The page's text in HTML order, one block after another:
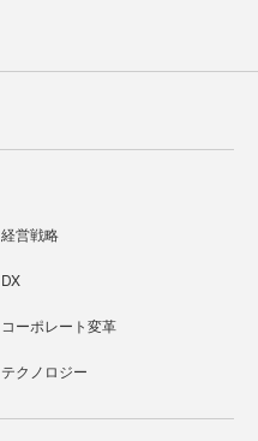
経営戦略
DX
コーポレート変革
テクノロジー